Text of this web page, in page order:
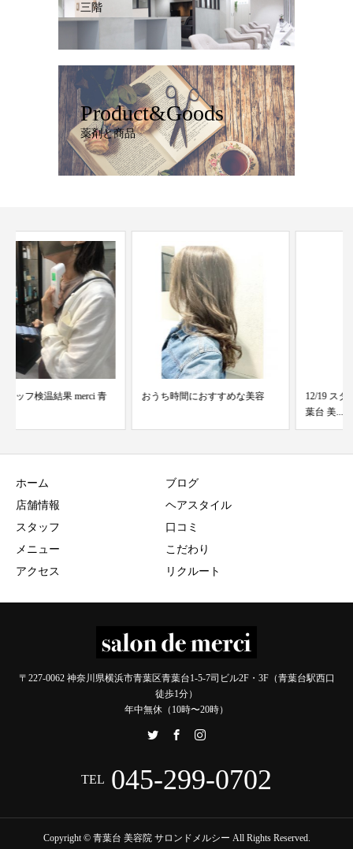
三階
Product&Goods
薬剤と商品
おうち時間におすすめな美容
12/19 スタッフ検温結果 merci青
ホーム
店舗情報
スタッフ
メニュー
アクセス
ブログ
ヘアスタイル
口コミ
こだわり
リクルート
〒227-0062 神奈川県横浜市青葉区青葉台1-5-7司ビル2F・3F（青葉台駅西口
徒歩1分）
年中無休（10時〜20時）
TEL 045-299-0702
Copyright © 青葉台 美容院 サロンドメルシー All Rights Reserved.